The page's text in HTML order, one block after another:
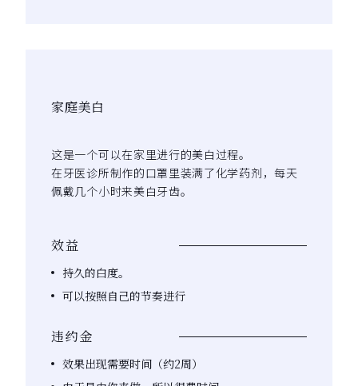
家庭美白
这是一个可以在家里进行的美白过程。
在牙医诊所制作的口罩里装满了化学药剂，每天
佩戴几个小时来美白牙齿。
效益
持久的白度。
可以按照自己的节奏进行
违约金
效果出现需要时间（约2周）